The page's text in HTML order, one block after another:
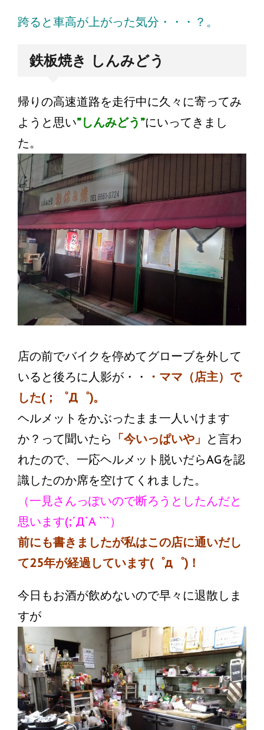
跨ると車高が上がった気分・・・？。
鉄板焼き しんみどう
帰りの高速道路を走行中に久々に寄ってみ
ようと思い”しんみどう”にいってきまし
た。
店の前でバイクを停めてグローブを外して
いると後ろに人影が・・
・ママ（店主）で
した(；゜Д゜)。
ヘルメットをかぶったまま一人いけます
か？って聞いたら 「今いっぱいや」 と言わ
れたので、一応ヘルメット脱いだらAGを認
識したのか席を空けてくれました。
（一見さんっぽいので断ろうとしたんだと
思います(;´Д`A ```）
前にも書きましたが私はこの店に通いだし
て25年が経過しています(゜д゜)！
今日もお酒が飲めないので早々に退散しま
すが